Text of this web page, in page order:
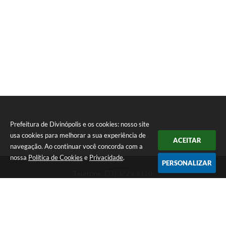
Prefeitura de Divinópolis e os cookies: nosso site
usa cookies para melhorar a sua experiência de
navegação. Ao continuar você concorda com a
nossa Política de Cookies e Privacidade.
ACEITAR
PERSONALIZAR